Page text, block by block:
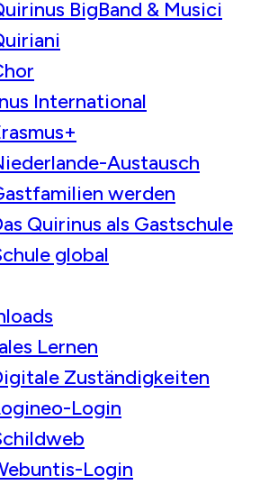
BigBand & Musici
International
Austausch
werden
Quirinus als Gastschule
global
Lernen
Zuständigkeiten
Login
Login